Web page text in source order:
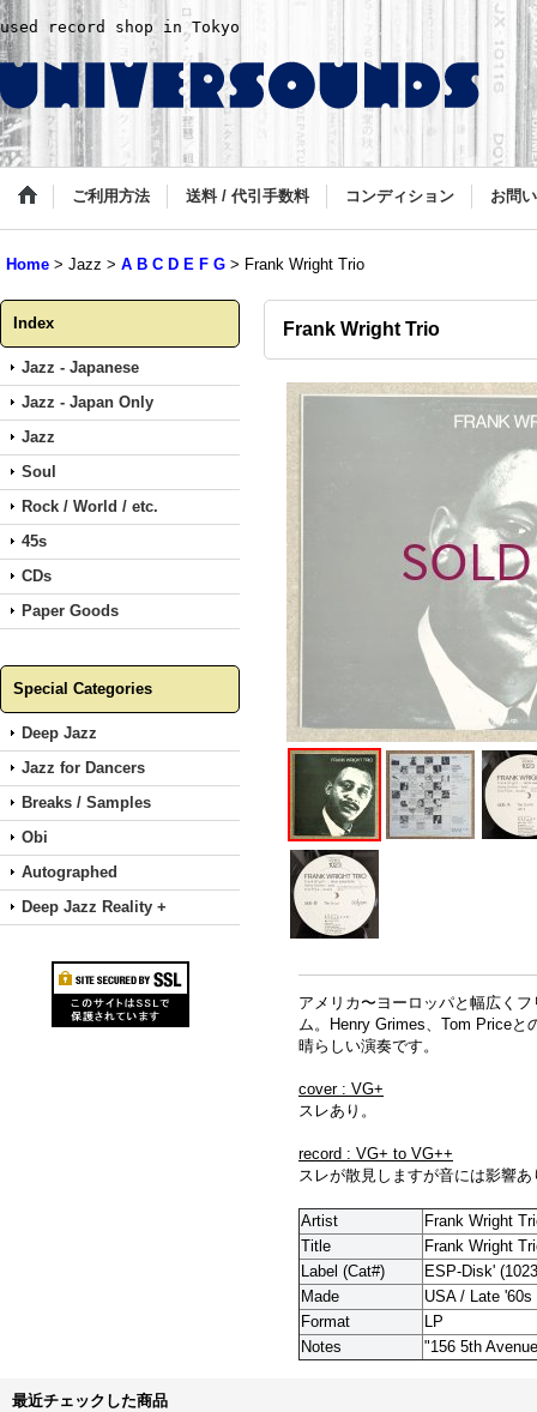
used record shop in Tokyo
ご利用方法 送料 / 代引手数料 コンディション お問
Home > Jazz > A B C D E F G > Frank Wright Trio
Index
Jazz - Japanese
Jazz - Japan Only
Jazz
Soul
Rock / World / etc.
45s
CDs
Paper Goods
Special Categories
Deep Jazz
Jazz for Dancers
Breaks / Samples
Obi
Autographed
Deep Jazz Reality +
Frank Wright Trio
アメリカ〜ヨーロッパと幅広く
ム。Henry Grimes、Tom Priceと
晴らしい演奏です。
cover : VG+
スレあり。
record : VG+ to VG++
スレが散見しますが音には影響あ
Artist
Frank Wright
Title
Frank Wright
Label (Cat#)
ESP-Disk'
Made
USA / Late '60s
Format
LP
Notes
"156 5th
最近チェックした商品